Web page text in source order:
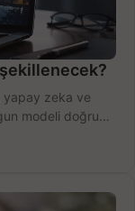
zeka ve
modeli doğru